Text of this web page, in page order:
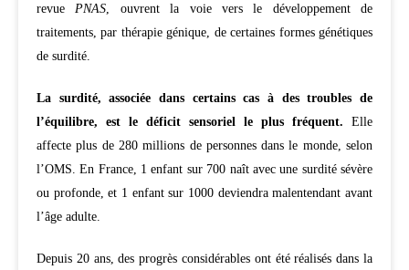
revue PNAS , ouvrent la voie vers le développement de
traitements, par thérapie génique, de certaines formes génétiques
de surdité.
La surdité, associée dans certains cas à des troubles de
l’équilibre, est le déficit sensoriel le plus fréquent. Elle
affecte plus de 280 millions de personnes dans le monde, selon
l’OMS. En France, 1 enfant sur 700 naît avec une surdité sévère
ou profonde, et 1 enfant sur 1000 deviendra malentendant avant
l’âge adulte.
Depuis 20 ans, des progrès considérables ont été réalisés dans la